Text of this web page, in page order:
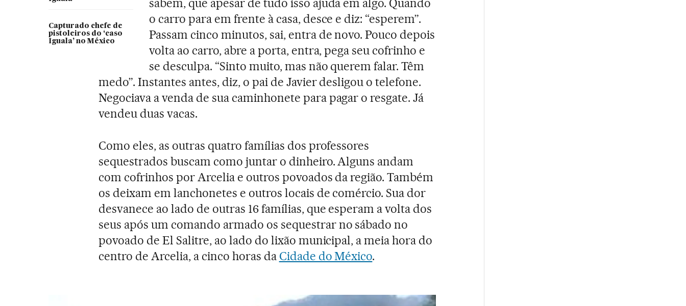
Capturado chefe de
pistoleiros do ‘caso
Iguala’ no México
o carro para em frente à casa, desce e diz: “esperem”.
Passam cinco minutos, sai, entra de novo. Pouco depois
volta ao carro, abre a porta, entra, pega seu cofrinho e
se desculpa. “Sinto muito, mas não querem falar. Têm
medo”. Instantes antes, diz, o pai de Javier desligou o telefone.
Negociava a venda de sua caminhonete para pagar o resgate. Já
vendeu duas vacas.
Como eles, as outras quatro famílias dos professores
sequestrados buscam como juntar o dinheiro. Alguns andam
com cofrinhos por Arcelia e outros povoados da região. Também
os deixam em lanchonetes e outros locais de comércio. Sua dor
desvanece ao lado de outras 16 famílias, que esperam a volta dos
seus após um comando armado os sequestrar no sábado no
povoado de El Salitre, ao lado do lixão municipal, a meia hora do
centro de Arcelia, a cinco horas da Cidade do México.